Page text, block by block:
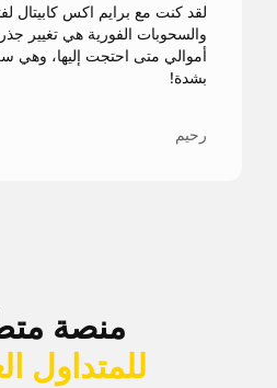
لقد كنت مع برايم اكس كابيتال
والسحوبات الفورية هي تغيير
أموالي متى احتجت إليها، وهي
بشدة!
رحيم
منصة
للمتداول